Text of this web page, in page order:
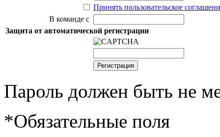
Принять пользовательское
В команде с
Защита от автоматической регистрации
Пароль должен быть не
*Обязательные поля